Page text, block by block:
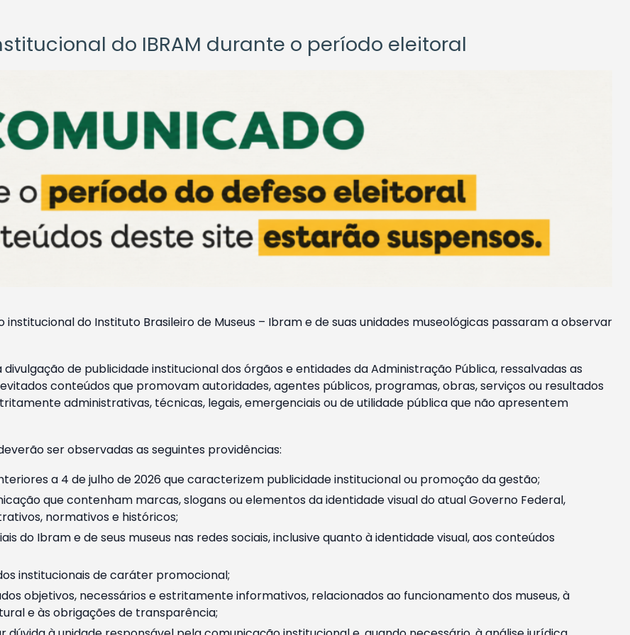
do IBRAM durante o período eleitoral
institucional do Instituto Brasileiro de Museus – Ibram e de suas unidades museológicas passaram a observar
de publicidade institucional dos órgãos e entidades da Administração Pública, ressalvadas as
conteúdos que promovam autoridades, agentes públicos, programas, obras, serviços ou resultados
administrativas, técnicas, legais, emergenciais ou de utilidade pública que não apresentem
ser observadas as seguintes providências:
a 4 de julho de 2026 que caracterizem publicidade institucional ou promoção da gestão;
que contenham marcas, slogans ou elementos da identidade visual do atual Governo Federal,
normativos e históricos;
do Ibram e de seus museus nas redes sociais, inclusive quanto à identidade visual, aos conteúdos
institucionais de caráter promocional;
objetivos, necessários e estritamente informativos, relacionados ao funcionamento dos museus, à
e às obrigações de transparência;